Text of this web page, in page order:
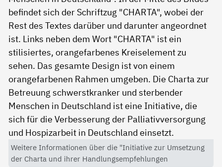
Weitere Informationen über die "Initiative zur Umsetzung
der Charta und ihrer Handlungsempfehlungen